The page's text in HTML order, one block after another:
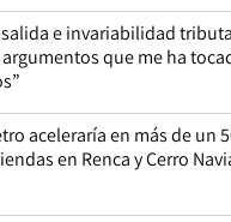
e invariabilidad
argumentos que me ha
aceleraría en más de un
en Renca y Cerro